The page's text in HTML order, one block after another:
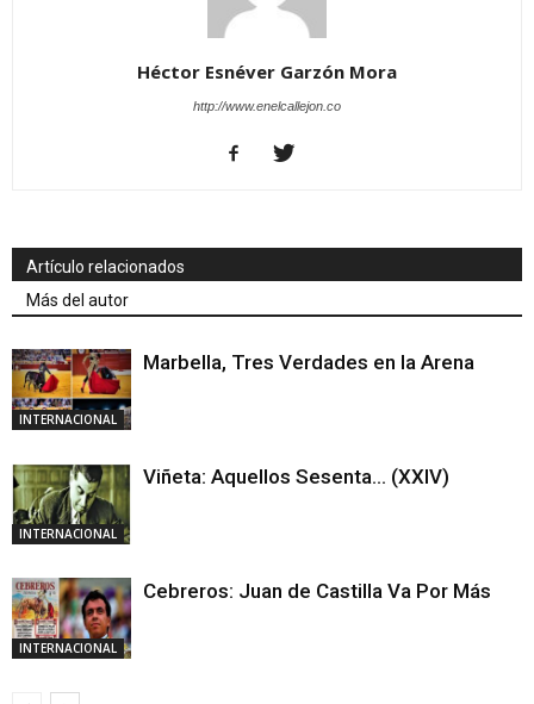
Héctor Esnéver Garzón Mora
http://www.enelcallejon.co
Artículo relacionados
Más del autor
INTERNACIONAL
Marbella, Tres Verdades en la Arena
INTERNACIONAL
Viñeta: Aquellos Sesenta… (XXIV)
INTERNACIONAL
Cebreros: Juan de Castilla Va Por Más